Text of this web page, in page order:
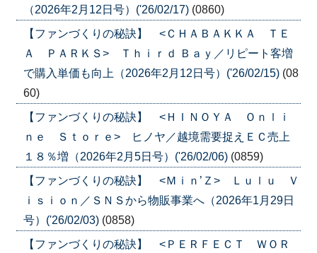
（2026年2月12日号）('26/02/17) (0860)
【ファンづくりの秘訣】 <ＣＨＡＢＡＫＫＡ ＴＥ
Ａ ＰＡＲＫＳ> Ｔｈｉｒｄ Ｂａｙ／リピート客増
で購入単価も向上（2026年2月12日号）('26/02/15) (08
60)
【ファンづくりの秘訣】 <ＨＩＮＯＹＡ Ｏｎｌｉ
ｎｅ Ｓｔｏｒｅ> ヒノヤ／越境需要捉えＥＣ売上
１８％増（2026年2月5日号）('26/02/06) (0859)
【ファンづくりの秘訣】 <Ｍｉｎ’Ｚ> Ｌｕｌｕ Ｖ
ｉｓｉｏｎ／ＳＮＳから物販事業へ（2026年1月29日
号）('26/02/03) (0858)
【ファンづくりの秘訣】 <ＰＥＲＦＥＣＴ ＷＯＲ